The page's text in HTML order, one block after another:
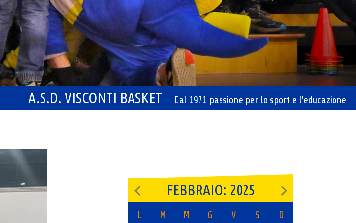
A.S.D. VISCONTI BASKET Dal 1971 passione per lo sport e l'educazione
FEBBRAIO: 2025
L M M G V S D